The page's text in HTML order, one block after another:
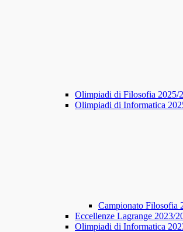
Olimpiadi di Filosofia 2025/
Olimpiadi di Informatica
Campionato Filosofia
​​Eccellenze Lagrange 2023/
Olimpiadi di Informatica